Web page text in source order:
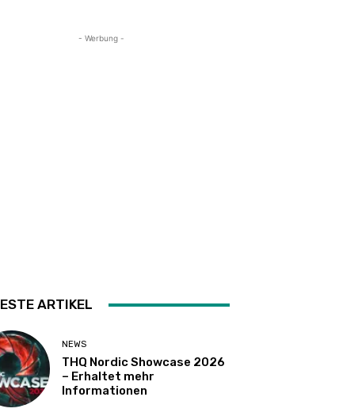
- Werbung -
ARTIKEL
NEWS
THQ Nordic Showcase 2026
– Erhaltet mehr
Informationen